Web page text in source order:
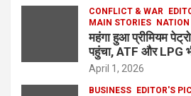
CONFLICT & WAR
MAIN STORIES
NATION
महंगा हुआ प्रीमियम
पहुंचा, ATF और LPG
April 1, 2026
BUSINESS EDITOR'S